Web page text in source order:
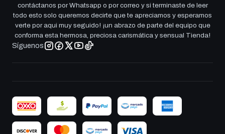
contáctanos por Whatsapp o por correo y si terminaste de leer
todo esto solo queremos decirte que te apreciamos y esperamos
verte por aqui muy seguido! ¡un abrazo de parte del equipo que
conforma esta hermosa, preciosa carismática y sensual Tienda!
Síguenos